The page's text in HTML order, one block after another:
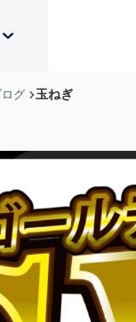
ログ 玉ねぎ